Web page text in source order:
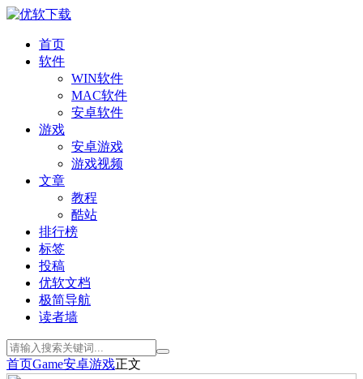
首页
软件
WIN软件
MAC软件
安卓软件
游戏
安卓游戏
游戏视频
文章
教程
酷站
排行榜
标签
投稿
优软文档
极简导航
读者墙
首页Game安卓游戏正文